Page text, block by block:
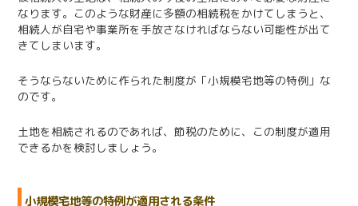
なります。このような財産に多額の相続税をかけてしまうと、
相続人が自宅や事業所を手放さなければならない可能性が出て
きてしまいます。
そうならないために作られた制度が「小規模宅地等の特例」な
のです。
土地を相続されるのであれば、節税のために、この制度が適用
できるかを検討しましょう。
小規模宅地等の特例が適用される条件